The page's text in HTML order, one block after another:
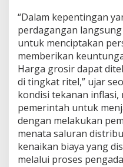
“Dalam kepentingan
perdagangan
untuk menciptakan
memberikan
Harga grosir dapat
di tingkat ritel,” ujar
kondisi tekanan inflasi,
pemerintah untuk
dengan melakukan
menata saluran
kenaikan biaya yang
melalui proses